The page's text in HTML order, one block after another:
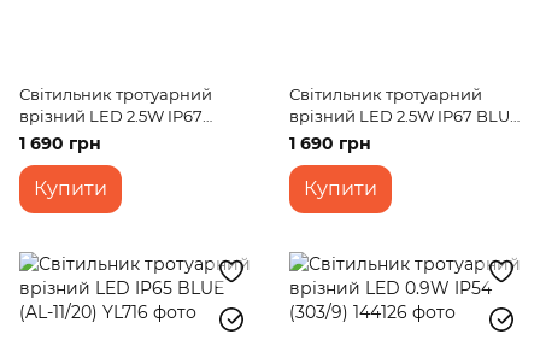
Світильник тротуарний
врізний LED 2.5W IP67
YELLOW (BY-19/36)
1 690 грн
Купити
Світильник тротуарний
врізний LED 2.5W IP67 BLUE
(BY-19/36)
1 690 грн
Купити